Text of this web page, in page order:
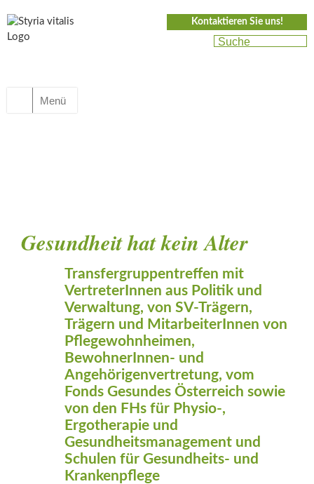
Kontaktieren Sie uns!
Menü
Gesundheit hat kein Alter
Transfergruppentreffen mit
VertreterInnen aus Politik und
Verwaltung, von SV-Trägern,
Trägern und MitarbeiterInnen von
Pflegewohnheimen,
BewohnerInnen- und
Angehörigenvertretung, vom
Fonds Gesundes Österreich sowie
von den FHs für Physio-,
Ergotherapie und
Gesundheitsmanagement und
Schulen für Gesundheits- und
Krankenpflege